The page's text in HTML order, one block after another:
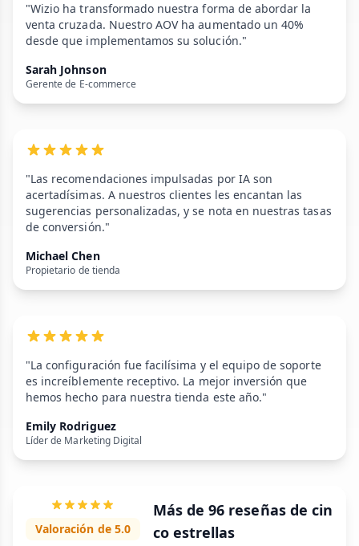
"Wizio ha transformado nuestra forma de abordar la
venta cruzada. Nuestro AOV ha aumentado un 40%
desde que implementamos su solución."
Sarah Johnson
Gerente de E-commerce
"Las recomendaciones impulsadas por IA son
acertadísimas. A nuestros clientes les encantan las
sugerencias personalizadas, y se nota en nuestras tasas
de conversión."
Michael Chen
Propietario de tienda
"La configuración fue facilísima y el equipo de soporte
es increíblemente receptivo. La mejor inversión que
hemos hecho para nuestra tienda este año."
Emily Rodriguez
Líder de Marketing Digital
Valoración de 5.0
Más de 96 reseñas de cin
co estrellas